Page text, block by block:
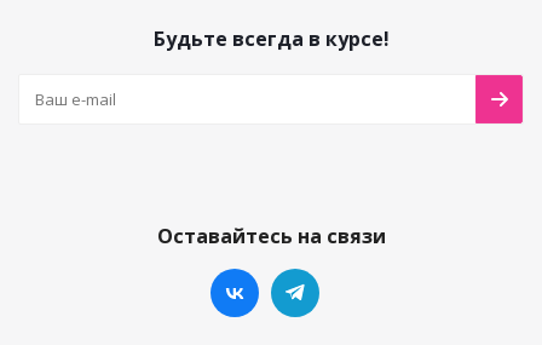
Будьте всегда в курсе!
Оставайтесь на связи